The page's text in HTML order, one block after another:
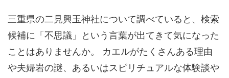
三重県の二見興玉神社について調べていると、検索
候補に「不思議」という言葉が出てきて気になった
ことはありませんか。 カエルがたくさんある理由
や夫婦岩の謎、あるいはスピリチュアルな体験談や